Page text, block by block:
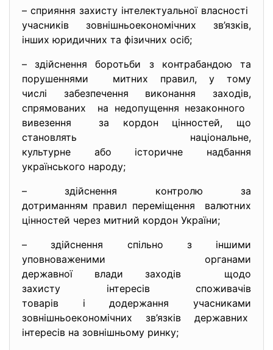
– сприяння захисту інтелектуальної власності
учасників зовнішньоекономічних зв’язків,
інших юридичних та фізичних осіб;
– здійснення боротьби з контрабандою та
порушеннями митних правил, у тому
числі забезпечення виконання заходів,
спрямованих на недопущення незаконного
вивезення за кордон цінностей, що
становлять національне,
культурне або історичне надбання
українського народу;
– здійснення контролю за
дотриманням правил переміщення валютних
цінностей через митний кордон України;
– здійснення спільно з іншими
уповноваженими органами
державної влади заходів щодо
захисту інтересів споживачів
товарів і додержання учасниками
зовнішньоекономічних зв’язків державних
інтересів на зовнішньому ринку;